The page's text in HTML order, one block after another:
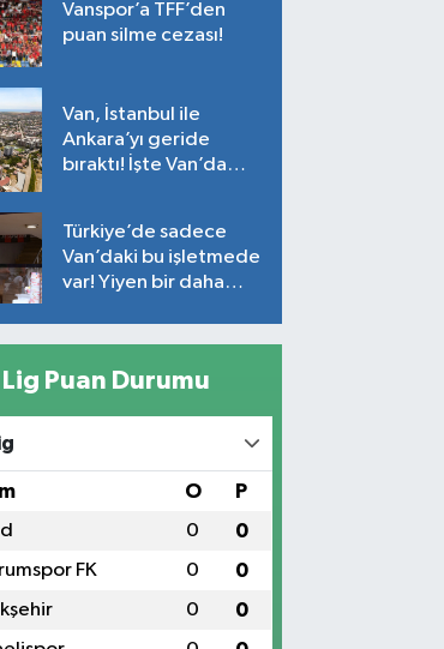
Vanspor’a TFF’den
puan silme cezası!
Van, İstanbul ile
Ankara’yı geride
bıraktı! İşte Van’da
Türkiye’de sadece
Van’daki bu işletmede
var! Yiyen bir daha
Puan Durumu
O P
0 0
FK 0 0
0 0